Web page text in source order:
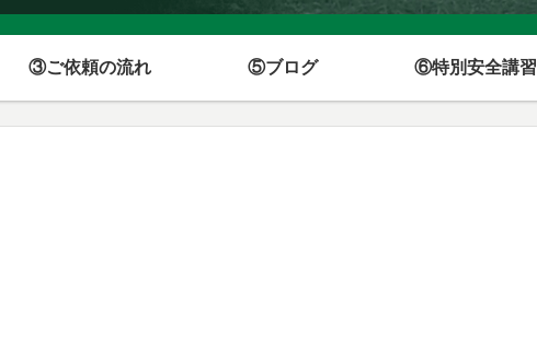
③ご依頼の流れ ⑤ブログ ⑥特別安全講習